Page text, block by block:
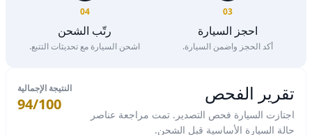
03
احجز السيارة
أكد الحجز واضمن السيارة.
04
رتّب الشحن
اشحن السيارة مع تحديثات التتبع.
تقرير الفحص
اجتازت السيارة فحص التصدير. تمت مراجعة عناصر
حالة السيارة الأساسية قبل الشحن.
النتيجة الإجمالية
94/100